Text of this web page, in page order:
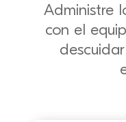
Administre
con el